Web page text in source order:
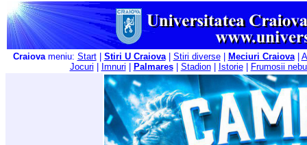
Craiovameniu: Start| Stiri U Craiova| Stiri diverse| Meciuri Craiova|
Jocuri
Imnuri Palmares| Stadion| Istorie| Frumosii